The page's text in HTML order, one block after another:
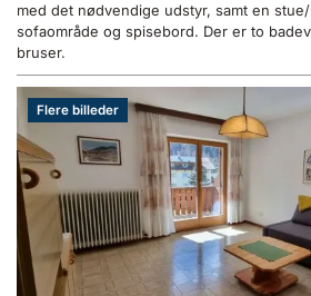
med det nødvendige udstyr, samt en
sofaområde og spisebord. Der er to
bruser.
Flere billeder